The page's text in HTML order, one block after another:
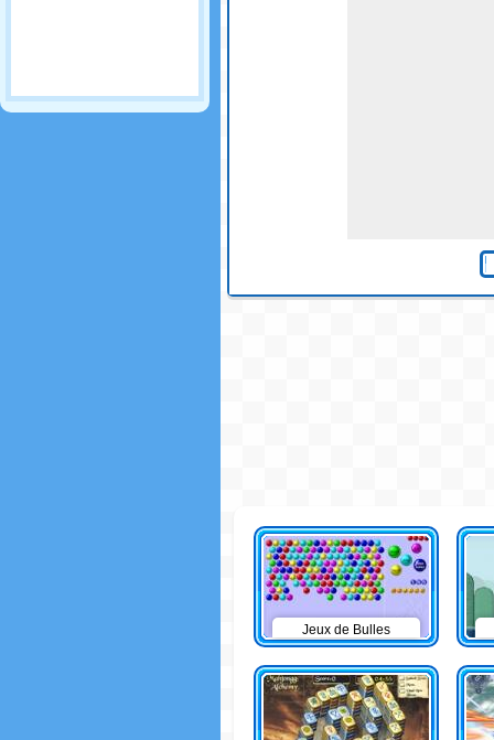
Jeux de Bulles